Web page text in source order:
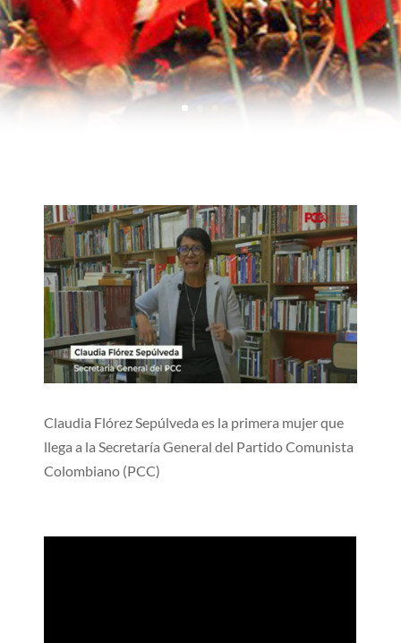
Claudia Flórez Sepúlveda es la primera mujer que
llega a la Secretaría General del Partido Comunista
Colombiano (PCC)